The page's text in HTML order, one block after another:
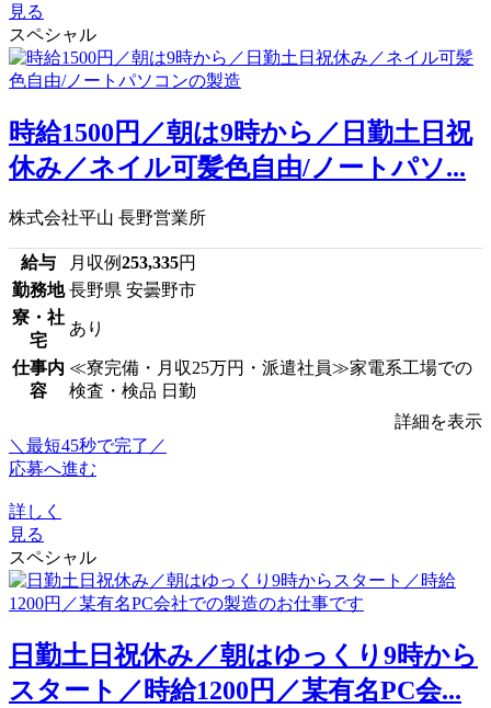
見る
スペシャル
時給1500円／朝は9時から／日勤土日祝
休み／ネイル可髪色自由/ノートパソ...
株式会社平山 長野営業所
給与 月収例253,335円
勤務地 長野県 安曇野市
寮・社
宅
あり
仕事内
容
≪寮完備・月収25万円・派遣社員≫家電系工場での
検査・検品 日勤
詳細を表示
＼最短45秒で完了／
応募へ進む
詳しく
見る
スペシャル
日勤土日祝休み／朝はゆっくり9時から
スタート／時給1200円／某有名PC会...